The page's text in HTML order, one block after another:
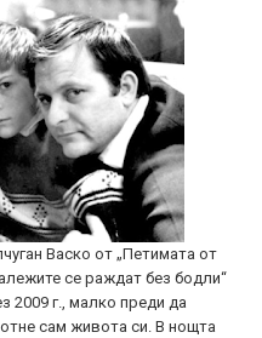
Васко от „Петимата от
се раждат без бодли“
2009 г., малко преди да
сам живота си. В нощта